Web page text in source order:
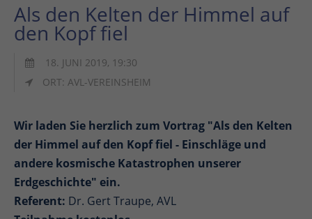
Als den Kelten der Himmel auf
den Kopf fiel
18. JUNI 2019, 19:30
ORT: AVL-VEREINSHEIM
Wir laden Sie herzlich zum Vortrag "Als den Kelten
der Himmel auf den Kopf fiel - Einschläge und
andere kosmische Katastrophen unserer
Erdgeschichte" ein.
Referent: Dr. Gert Traupe, AVL